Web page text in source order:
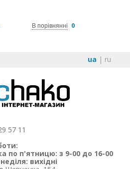
В порівнянні 0
ua | ru
57 11
по п'ятницю: з 9-00 до 16-00
вихідні